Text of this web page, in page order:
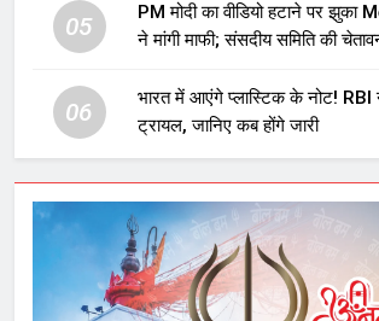
05
PM मोदी का वीडियो हटाने पर झुका
ने मांगी माफी; संसदीय समिति की
06
भारत में आएंगे प्लास्टिक के नोट! RBI
ट्रायल, जानिए कब होंगे जारी